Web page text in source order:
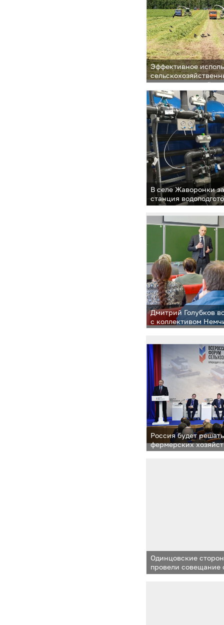
Эффективное
на еженедельной
поселений
В селе Жаворонки
станция
Дмитрий Голубков
с коллективом
Россия будет
фермерских
и ресурсами —
Одинцовские
провели совещание
организациями